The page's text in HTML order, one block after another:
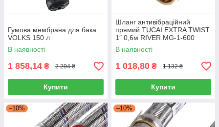
Гумова мембрана для бака
VOLKS 150 л
В наявності
1 858,14 ₴ 2 294 ₴
Купити
Шланг антивібраційний
прямий TUCAI EXTRA TWIST
1″ 0,6м RIVER MG-1-600
204742, обплетення
нержавіюча сталь, Іспанія
В наявності
1 018,80 ₴ 1 132 ₴
Купити
–10% –10%